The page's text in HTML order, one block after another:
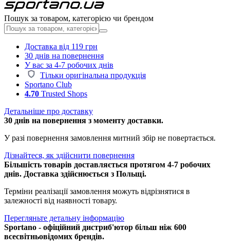
Пошук за товаром, категорією чи брендом
Доставка від 119 грн
30 днів на повернення
У вас за 4-7 робочих днів
Тільки оригінальна продукція
Sportano Club
4.70 Trusted Shops
Детальніше про доставку
30 днів на повернення з моменту доставки.
У разі повернення замовлення митний збір не повертається.
Дізнайтеся, як здійснити повернення
Більшість товарів доставляється протягом 4-7 робочих
днів. Доставка здійснюється з Польщі.
Терміни реалізації замовлення можуть відрізнятися в
залежності від наявності товару.
Перегляньте детальну інформацію
Sportano - офіційний дистриб'ютор більш ніж 600
всесвітньовідомих брендів.